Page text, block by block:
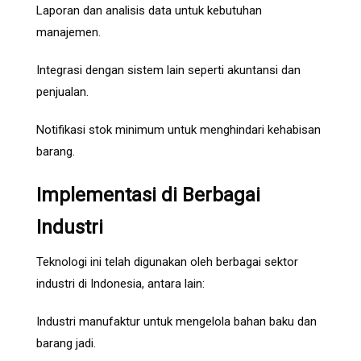
Laporan dan analisis data untuk kebutuhan
manajemen.
Integrasi dengan sistem lain seperti akuntansi dan
penjualan.
Notifikasi stok minimum untuk menghindari kehabisan
barang.
Implementasi di Berbagai
Industri
Teknologi ini telah digunakan oleh berbagai sektor
industri di Indonesia, antara lain:
Industri manufaktur untuk mengelola bahan baku dan
barang jadi.